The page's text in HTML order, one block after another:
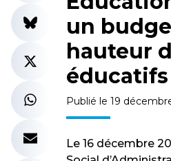
un
hauteur
éducatifs
Publié le 19
Le 16 décembre